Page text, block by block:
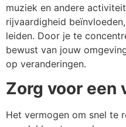
muziek en andere
rijvaardigheid
leiden. Door je te
bewust van jouw
op veranderingen.
Zorg voor een
Het vermogen om snel te